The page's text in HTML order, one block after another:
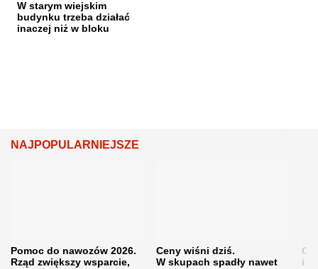
W starym wiejskim
budynku trzeba działać
inaczej niż w bloku
NAJPOPULARNIEJSZE
Pomoc do nawozów 2026.
Rząd zwiększy wsparcie,
Ceny wiśni dziś.
W skupach spadły nawet
i